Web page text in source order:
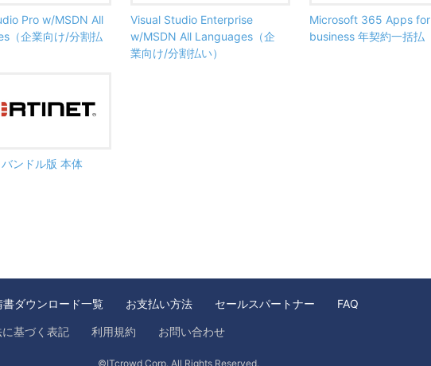
Pro w/MSDN All
（企業向け/分割払
Visual Studio Enterprise
w/MSDN All Languages（企
業向け/分割払い）
Microsoft 365 Apps for
business 年契約一括払
ンドル版 本体
書ダウンロード一覧 お支払い方法 セールスパートナー FAQ
基づく表記 利用規約 お問い合わせ
©ITcrowd Corp. All Rights Reserved.